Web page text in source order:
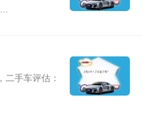
二手车评估：